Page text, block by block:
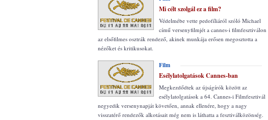
Mi célt szolgál ez a film?
Védelmébe vette pedofíliáról szóló Michael
című versenyfilmjét a cannes-i filmfesztiválon
az elsőfilmes osztrák rendező, akinek munkája erősen megosztotta a
nézőket és kritikusokat.
Film
Esélylatolgatások Cannes-ban
Megkezdődtek az újságírók között az
esélylatolgatások a 64. Cannes-i Filmfesztivál
negyedik versenynapját követően, annak ellenére, hogy a nagy
visszatérő rendezők alkotásait még nem is láthatta a fesztiválközönség.